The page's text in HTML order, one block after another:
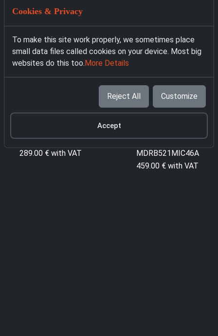
Respekta KS144VC
289.00 € with VAT
фризер Midea
MDRB521MIC46A
459.00 € with VAT
Cookies & Privacy
To make this site work properly, we sometimes place
small data files called cookies on your device. Most big
websites do this too.More Details
Reject All Customize
Accept